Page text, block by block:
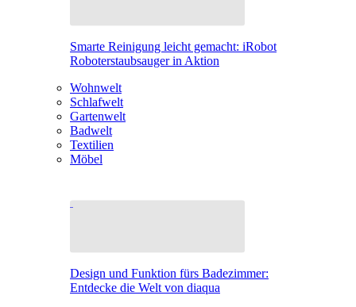
Smarte Reinigung leicht gemacht: iRobot
Roboterstaubsauger in Aktion
Wohnwelt
Schlafwelt
Gartenwelt
Badwelt
Textilien
Möbel
Design und Funktion fürs Badezimmer:
Entdecke die Welt von diaqua